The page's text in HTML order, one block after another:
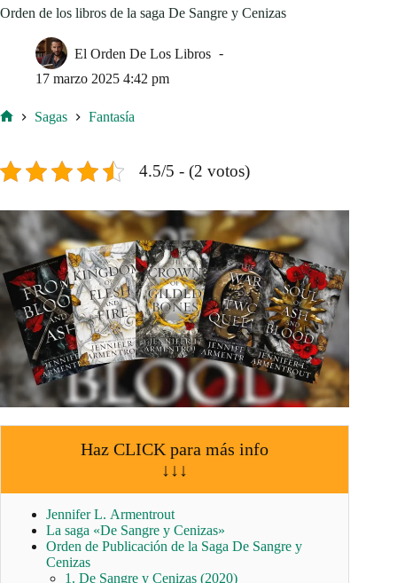
Orden de los libros de la saga De Sangre y Cenizas
El Orden De Los Libros
17 marzo 2025 4:42 pm
Sagas Fantasía
4.5/5 - (2 votos)
Haz CLICK para más info
↓↓↓
Jennifer L. Armentrout
La saga «De Sangre y Cenizas»
Orden de Publicación de la Saga De Sangre y
Cenizas
1. De Sangre y Cenizas (2020)